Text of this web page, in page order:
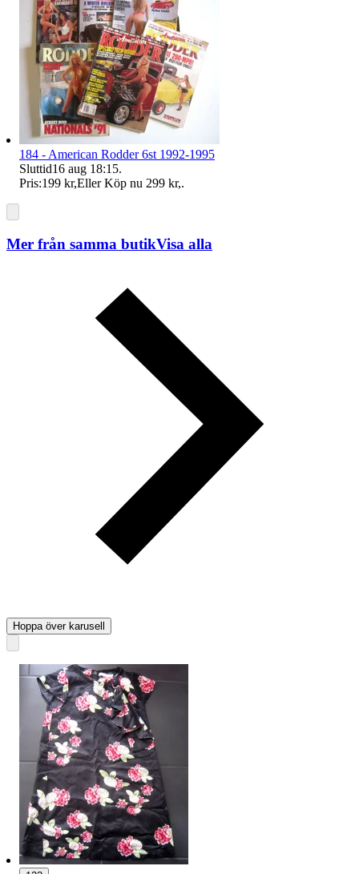
184 - American Rodder 6st 1992-1995
Sluttid16 aug 18:15.
Pris:199 kr,Eller Köp nu 299 kr,.
Mer från samma butikVisa alla
Hoppa över karusell